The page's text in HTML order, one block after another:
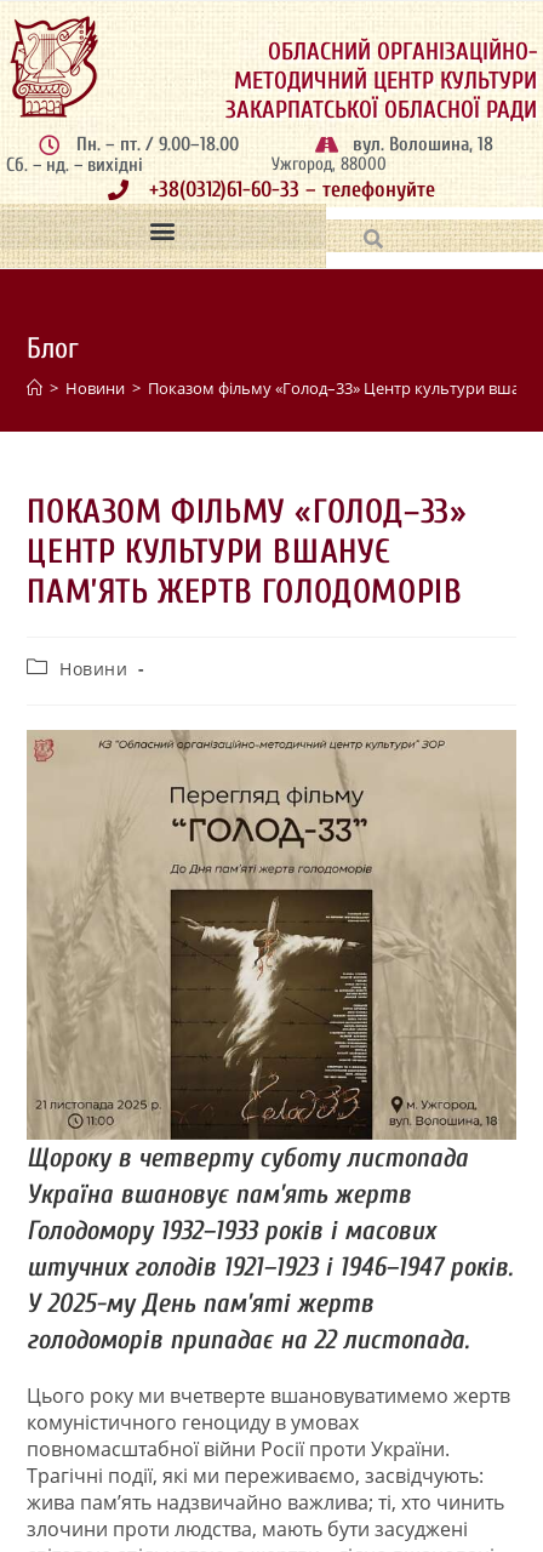
ОБЛАСНИЙ ОРГАНІЗАЦІЙНО-
МЕТОДИЧНИЙ ЦЕНТР КУЛЬТУРИ
ЗАКАРПАТСЬКОЇ ОБЛАСНОЇ РАДИ
Пн. – пт. / 9.00–18.00
Сб. – нд. – вихідні
вул. Волошина, 18
Ужгород, 88000
+38(0312)61-60-33 – телефонуйте
Блог
> Новини > Показом фільму «Голод–33» Центр культури
ПОКАЗОМ ФІЛЬМУ «ГОЛОД–33»
ЦЕНТР КУЛЬТУРИ ВШАНУЄ
ПАМ’ЯТЬ ЖЕРТВ ГОЛОДОМОРІВ
Новини
Щороку в четверту суботу листопада
Україна вшановує пам’ять жертв
Голодомору 1932–1933 років і масових
штучних голодів 1921–1923 і 1946–1947 років.
У 2025-му День пам’яті жертв
голодоморів припадає на 22 листопада.
Цього року ми вчетверте вшановуватимемо жертв
комуністичного геноциду в умовах
повномасштабної війни Росії проти України.
Трагічні події, які ми переживаємо, засвідчують:
жива пам’ять надзвичайно важлива; ті, хто чинить
злочини проти людства, мають бути засуджені